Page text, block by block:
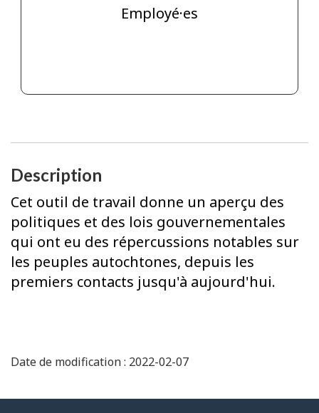
Employé·es
Description
Cet outil de travail donne un aperçu des
politiques et des lois gouvernementales
qui ont eu des répercussions notables sur
les peuples autochtones, depuis les
premiers contacts jusqu'à aujourd'hui.
Date de modification : 2022-02-07